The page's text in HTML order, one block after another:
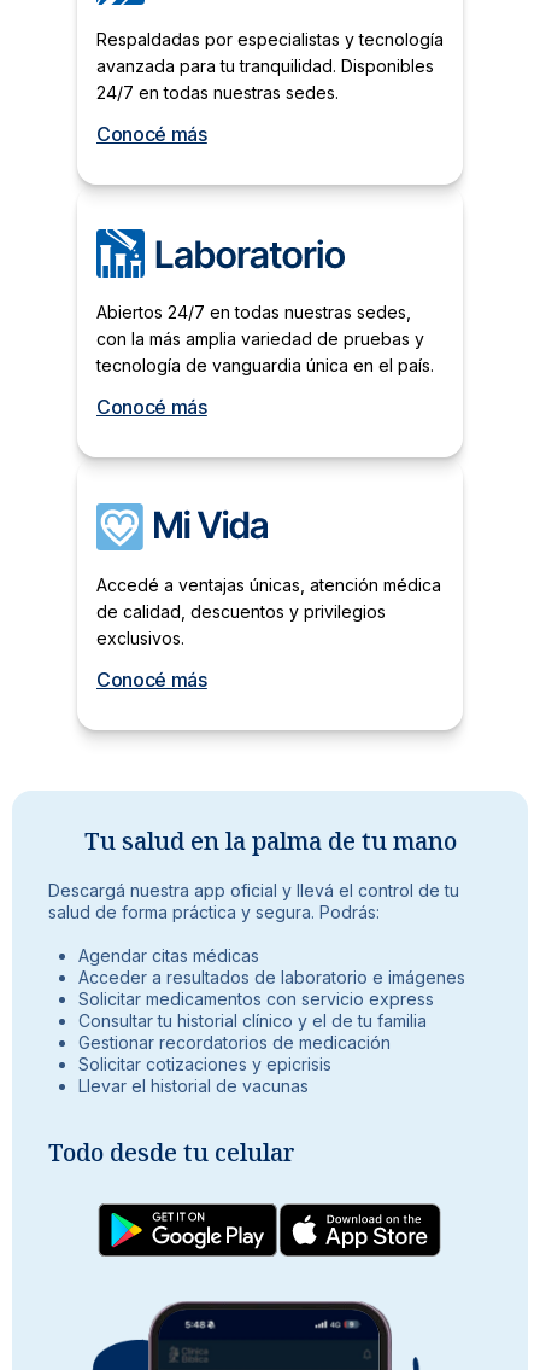
Respaldadas por especialistas y tecnología
avanzada para tu tranquilidad. Disponibles
24/7 en todas nuestras sedes.
Conocé más
Abiertos 24/7 en todas nuestras sedes,
con la más amplia variedad de pruebas y
tecnología de vanguardia única en el país.
Conocé más
Accedé a ventajas únicas, atención médica
de calidad, descuentos y privilegios
exclusivos.
Conocé más
Tu salud en la palma de tu mano
Descargá nuestra app oficial y llevá el control de tu
salud de forma práctica y segura. Podrás:
Agendar citas médicas
Acceder a resultados de laboratorio e imágenes
Solicitar medicamentos con servicio express
Consultar tu historial clínico y el de tu familia
Gestionar recordatorios de medicación
Solicitar cotizaciones y epicrisis
Llevar el historial de vacunas
Todo desde tu celular